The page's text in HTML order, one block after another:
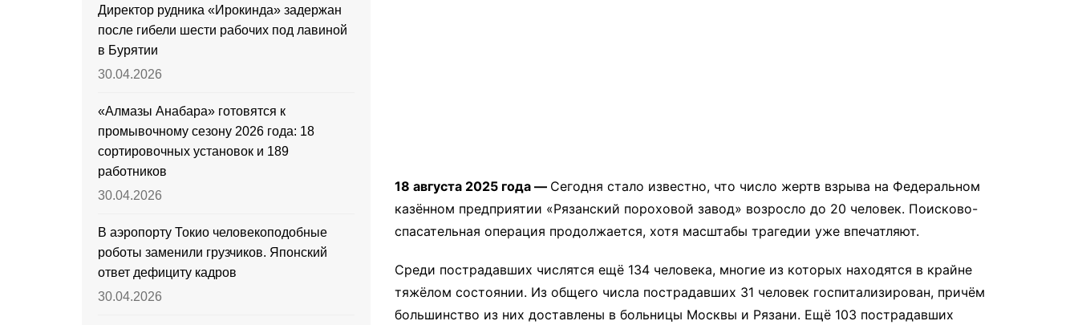
18 августа 2025 года — Сегодня стало известно, что число жертв взрыва на Федеральном
казённом предприятии «Рязанский пороховой завод» возросло до 20 человек. Поисково-
спасательная операция продолжается, хотя масштабы трагедии уже впечатляют.
Среди пострадавших числятся ещё 134 человека, многие из которых находятся в крайне
тяжёлом состоянии. Из общего числа пострадавших 31 человек госпитализирован, причём
большинство из них доставлены в больницы Москвы и Рязани. Ещё 103 пострадавших
Директор рудника «Ирокинда» задержан
после гибели шести рабочих под лавиной
в Бурятии
30.04.2026
«Алмазы Анабара» готовятся к
промывочному сезону 2026 года: 18
сортировочных установок и 189
работников
30.04.2026
В аэропорту Токио человекоподобные
роботы заменили грузчиков. Японский
ответ дефициту кадров
30.04.2026